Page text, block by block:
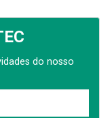
do nosso